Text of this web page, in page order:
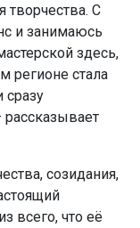
творчества. С
и занимаюсь
здесь,
регионе стала
сразу
созидания,
всего, что её